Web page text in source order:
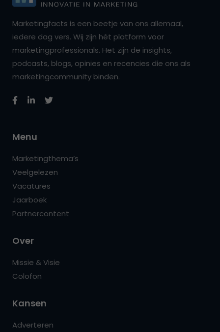
Marketingfacts is een beetje van ons allemaal,
iedere dag vers. Wij zijn hét platform voor
marketingprofessionals. Het zijn de insights,
podcasts, blogs, opinies en recencies die ons als
marketingcommunity binden.
Menu
Marketingthema’s
Veelgelezen
Vacatures
Jaarboek
Partnercontent
Over
Missie & Visie
Colofon
Kansen
Adverteren